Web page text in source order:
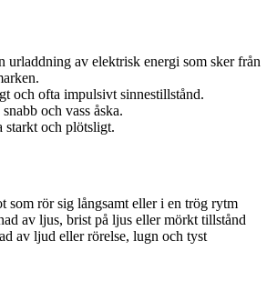
urladdning av elektrisk energi som sker från
och ofta impulsivt sinnestillstånd.
och vass åska.
starkt och plötsligt.
som rör sig långsamt eller i en trög rytm
av ljus, brist på ljus eller mörkt tillstånd
av ljud eller rörelse, lugn och tyst